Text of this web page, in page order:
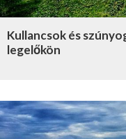
Kullancsok és
legelőkön